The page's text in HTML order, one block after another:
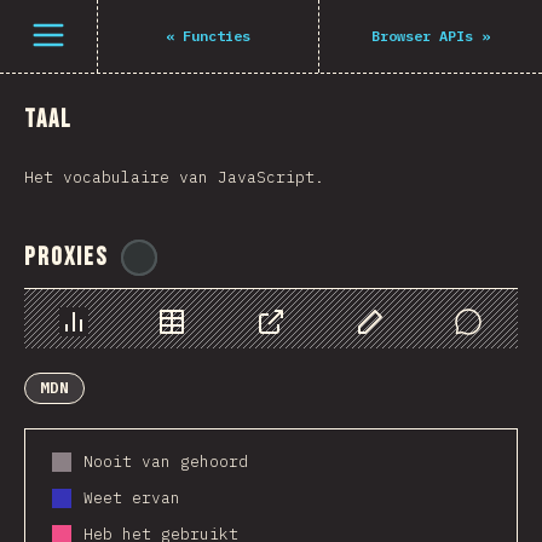
Open menu « Functies Browser APIs »
Taal
Het vocabulaire van JavaScript.
Proxies
Chart Data Share Customize Data
Comments
MDN
Nooit van gehoord
Weet ervan
Heb het gebruikt
Navigated to The State of JS 2021